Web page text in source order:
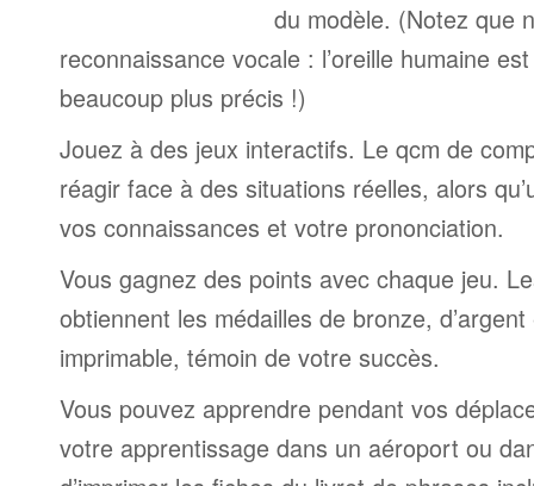
du modèle. (Notez que
reconnaissance vocale : l’oreille humaine
beaucoup plus précis !)
Jouez à des jeux interactifs. Le qcm de
réagir face à des situations réelles, alors
vos connaissances et votre prononciation.
Vous gagnez des points avec chaque jeu.
obtiennent les médailles de bronze,
imprimable, témoin de votre succès.
Vous pouvez apprendre pendant vos
votre apprentissage dans un aéroport ou